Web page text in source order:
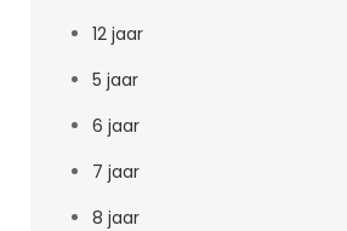
12 jaar
5 jaar
6 jaar
7 jaar
8 jaar